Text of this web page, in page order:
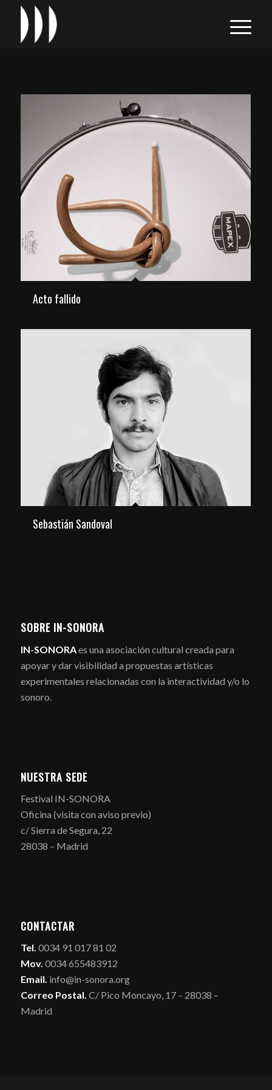
Acto fallido
Sebastián Sandoval
SOBRE IN-SONORA
IN-SONORAes una asociación cultural creada para
apoyar y dar visibilidad a propuestas artísticas
experimentales relacionadas con la interactividad y/o lo
sonoro.
NUESTRA SEDE
Festival IN-SONORA
Oficina (visita con aviso previo)
c/ Sierra de Segura, 22
28038 – Madrid
CONTACTAR
Tel. 0034 91 017 81 02
Mov. 0034 655483912
Email. info@in-sonora.org
Correo Postal. C/ Pico Moncayo, 17 – 28038 –
Madrid